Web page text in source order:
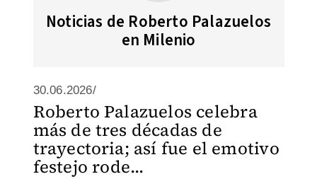
Noticias de Roberto Palazuelos
en Milenio
30.06.2026/
Roberto Palazuelos celebra
más de tres décadas de
trayectoria; así fue el emotivo
festejo rode...